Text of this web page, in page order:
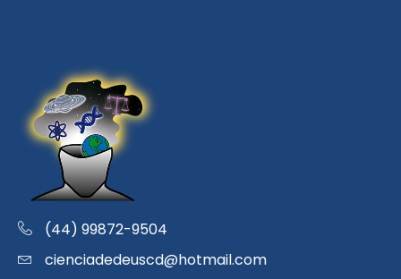
(44) 99872-9504
cienciadedeuscd@hotmail.com